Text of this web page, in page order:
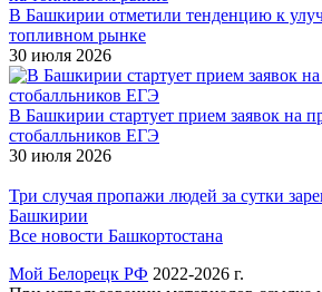
В Башкирии отметили тенденцию к
топливном рынке
30 июля 2026
В Башкирии стартует прием заявок на
стобалльников ЕГЭ
30 июля 2026
Три случая пропажи людей за сутки
Башкирии
Все новости Башкортостана
Мой Белорецк РФ 2022-2026 г.